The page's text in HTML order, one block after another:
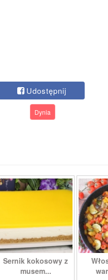
Udostępnij
Dynia
Sernik kokosowy z
musem...